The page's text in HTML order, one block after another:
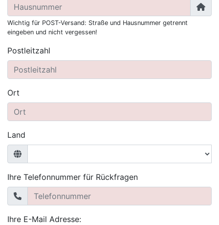
Wichtig für POST-Versand: Straße und Hausnummer getrennt
eingeben und nicht vergessen!
Postleitzahl
Ort
Land
Ihre Telefonnummer für Rückfragen
Ihre E-Mail Adresse: